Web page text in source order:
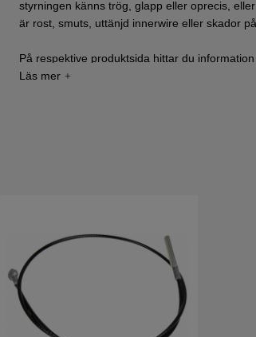
styrningen känns trög, glapp eller oprecis,
är rost, smuts, uttänjd innerwire eller skador
På respektive produktsida hittar du
enkelt att välja rätt styrvajer till just din